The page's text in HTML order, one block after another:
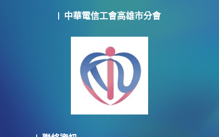
中華電信工會高雄市分會